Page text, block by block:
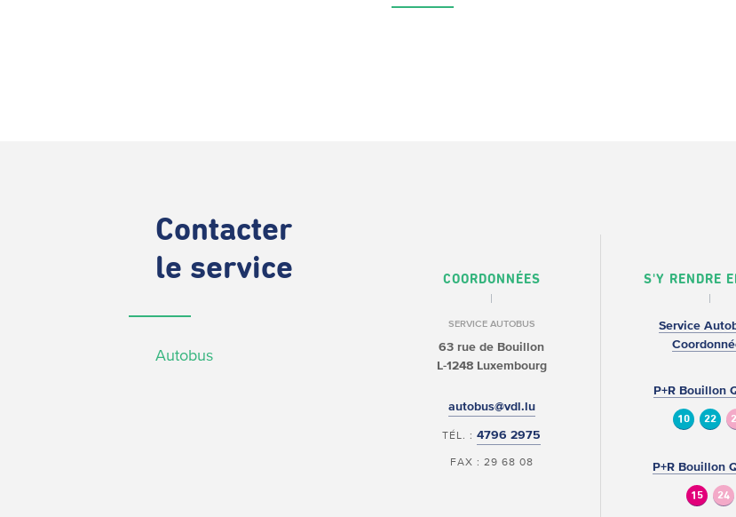
Contacter
le service
Autobus
COORDONNÉES
SERVICE AUTOBUS
63 rue de Bouillon
L-1248 Luxembourg
autobus@vdl.lu
TÉL. :4796 2975
FAX : 29 68 08
S'Y RENDRE
Service
P+R Bouillon
10 22
P+R Bouillon
15 24